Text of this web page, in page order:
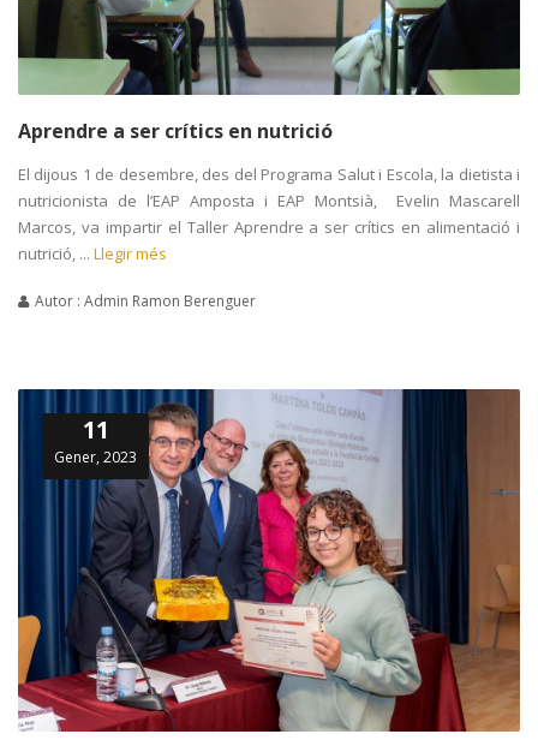
Aprendre a ser crítics en nutrició
El dijous 1 de desembre, des del Programa Salut i Escola, la dietista i
nutricionista de l’EAP Amposta i EAP Montsià, Evelin Mascarell
Marcos, va impartir el Taller Aprendre a ser crítics en alimentació i
nutrició, ... Llegir més
Autor : Admin Ramon Berenguer
11
Gener, 2023